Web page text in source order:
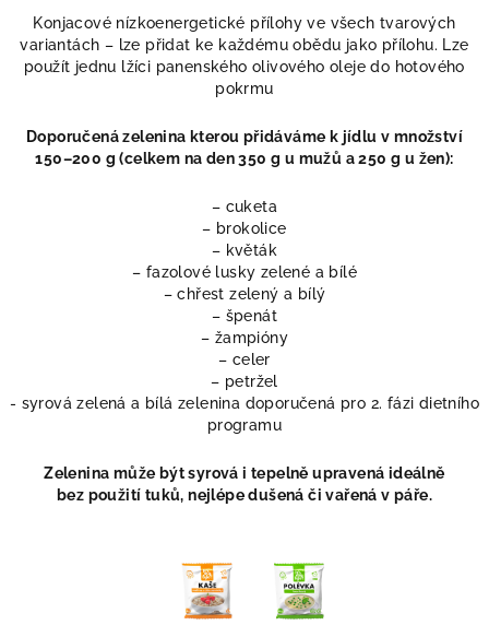
Konjacové nízkoenergetické přílohy ve všech tvarových
variantách – lze přidat ke každému obědu jako přílohu. Lze
použít jednu lžíci panenského olivového oleje do hotového
pokrmu
Doporučená zelenina kterou přidáváme k jídlu v množství
150–200 g (celkem na den 350 g u mužů a 250 g u žen):
– cuketa
– brokolice
– květák
– fazolové lusky zelené a bílé
– chřest zelený a bílý
– špenát
– žampióny
– celer
– petržel
- syrová zelená a bílá zelenina doporučená pro 2. fázi dietního
programu
Zelenina může být syrová i tepelně upravená ideálně
bez použití tuků, nejlépe dušená či vařená v páře.